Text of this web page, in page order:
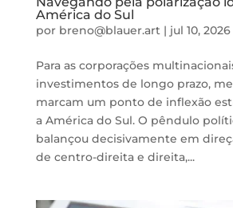
América do Sul
por breno@blauer.art| jul 10, 2026
Para as corporações
investimentos de longo prazo,
marcam um ponto de inflexão
a América do Sul. O pêndulo
balançou decisivamente em
de centro-direita e direita,...